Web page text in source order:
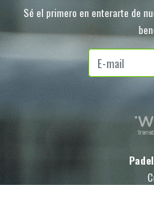
Sé el primero en enterarte de